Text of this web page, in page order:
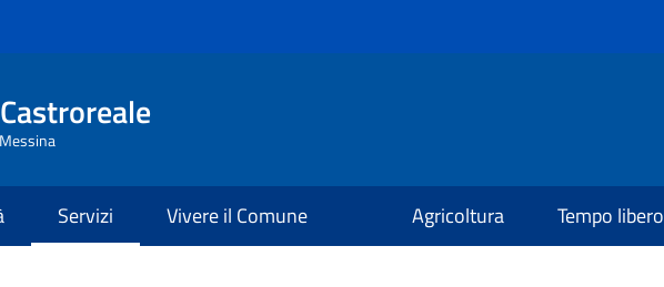
Servizi Vivere il Comune Agricoltura Tempo libero